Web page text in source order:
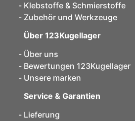
Klebstoffe & Schmierstoffe
Zubehör und Werkzeuge
Über 123Kugellager
Über uns
Bewertungen 123Kugellager
Unsere marken
Service & Garantien
Lieferung